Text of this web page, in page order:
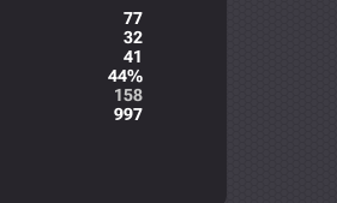
77
32
41
44%
158
997